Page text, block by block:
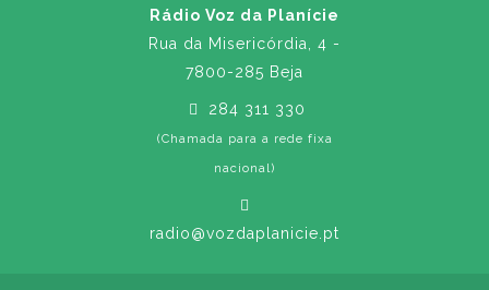
Rádio Voz da Planície
Rua da Misericórdia, 4 -
7800-285 Beja
284 311 330
(Chamada para a rede fixa
nacional)
radio@vozdaplanicie.pt